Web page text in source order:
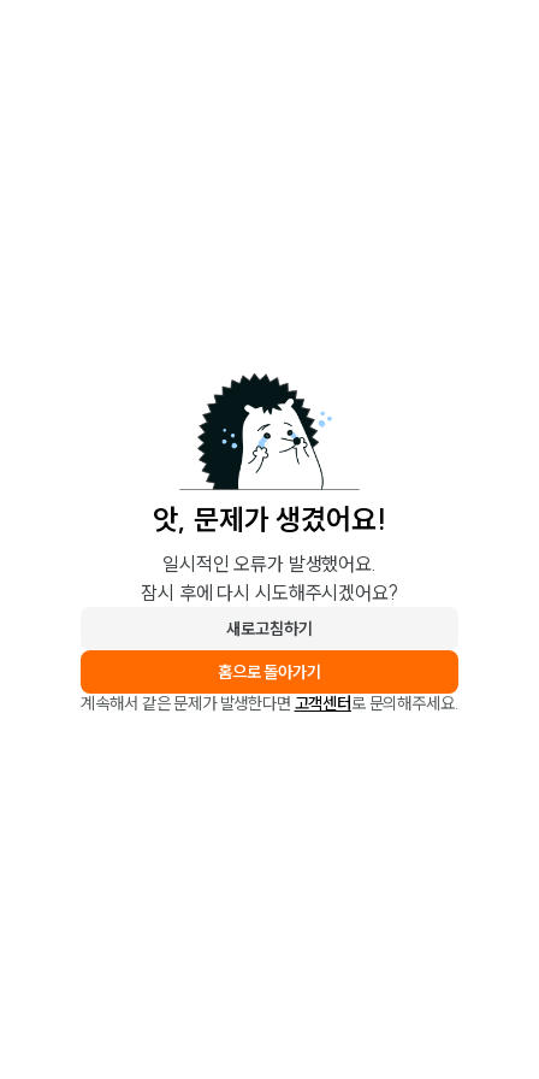
앗, 문제가 생겼어요!
일시적인 오류가 발생했어요.
잠시 후에 다시 시도해주시겠어요?
새로고침하기
홈으로 돌아가기
계속해서 같은 문제가 발생한다면 고객센터로 문의해주세요.